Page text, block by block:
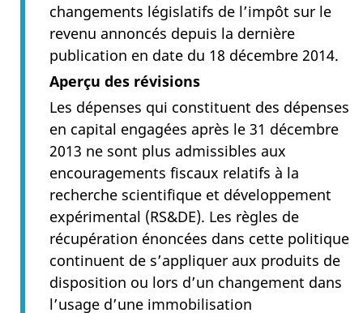
changements législatifs de l’impôt sur le
revenu annoncés depuis la dernière
publication en date du 18 décembre 2014.
Aperçu des révisions
Les dépenses qui constituent des dépenses
en capital engagées après le 31 décembre
2013 ne sont plus admissibles aux
encouragements fiscaux relatifs à la
recherche scientifique et développement
expérimental (RS&DE). Les règles de
récupération énoncées dans cette politique
continuent de s’appliquer aux produits de
disposition ou lors d’un changement dans
l’usage d’une immobilisation